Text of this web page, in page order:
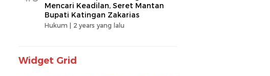
Mencari Keadilan, Seret Mantan
Bupati Katingan Zakarias
Hukum | 2 years yang lalu
Widget Grid